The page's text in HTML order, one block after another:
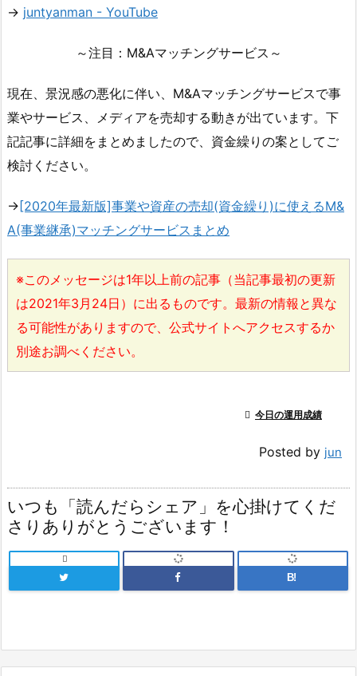
→ juntyanman - YouTube
～注目：M&Aマッチングサービス～
現在、景況感の悪化に伴い、M&Aマッチングサービスで事
業やサービス、メディアを売却する動きが出ています。下
記記事に詳細をまとめましたので、資金繰りの案としてご
検討ください。
→[2020年最新版]事業や資産の売却(資金繰り)に使えるM&
A(事業継承)マッチングサービスまとめ
※このメッセージは1年以上前の記事（当記事最初の更新
は2021年3月24日）に出るものです。最新の情報と異な
る可能性がありますので、公式サイトへアクセスするか
別途お調べください。
 今日の運用成績
Posted by jun
いつも「読んだらシェア」を心掛けてくだ
さりありがとうございます！

B!